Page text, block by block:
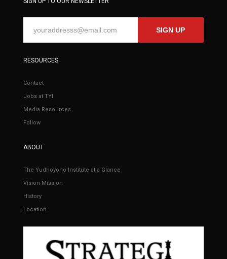
SIGN UP
RESOURCES
Contact
Jobs at TYI
Media Resources
Follow
ABOUT
The Yudhoyono Institute at a Glance
Vision Mission
History
Location